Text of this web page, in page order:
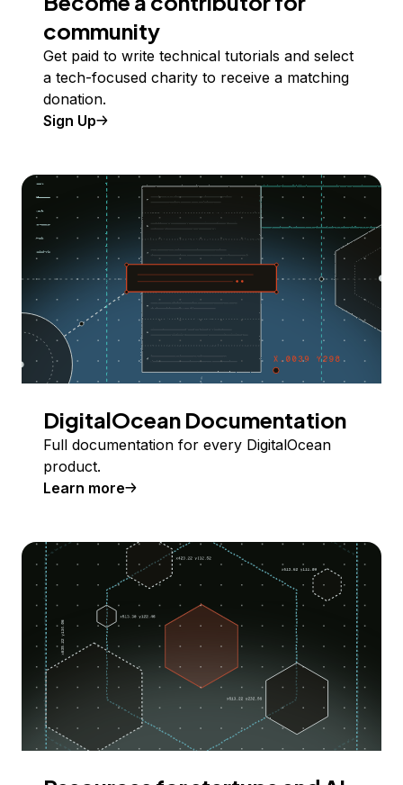
community
Get paid to write technical tutorials and select
a tech-focused charity to receive a matching
donation.
Sign Up
DigitalOcean Documentation
Full documentation for every DigitalOcean
product.
Learn more